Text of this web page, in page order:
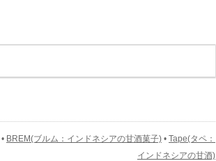
• BREM(ブルム：インドネシアの甘酒菓子) • Tape(タペ：
インドネシアの甘酒)